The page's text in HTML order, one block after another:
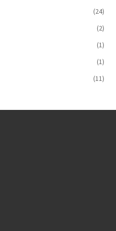
(24)
(2)
(1)
(1)
(11)